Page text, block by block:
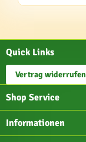
Quick Links
Vertrag widerrufen
Shop Service
Informationen